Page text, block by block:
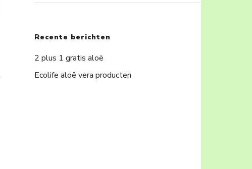
Recente berichten
2 plus 1 gratis aloë
Ecolife aloë vera producten